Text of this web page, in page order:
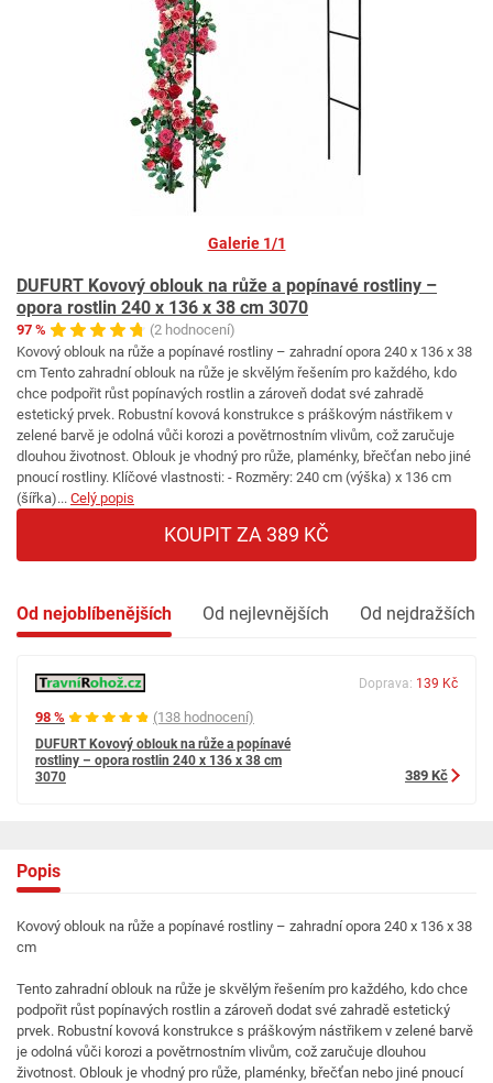
Galerie 1/1
DUFURT Kovový oblouk na růže a popínavé rostliny –
opora rostlin 240 x 136 x 38 cm 3070
97 %
(2 hodnocení)
Kovový oblouk na růže a popínavé rostliny – zahradní opora 240 x 136 x 38
cm Tento zahradní oblouk na růže je skvělým řešením pro každého, kdo
chce podpořit růst popínavých rostlin a zároveň dodat své zahradě
estetický prvek. Robustní kovová konstrukce s práškovým nástřikem v
zelené barvě je odolná vůči korozi a povětrnostním vlivům, což zaručuje
dlouhou životnost. Oblouk je vhodný pro růže, plaménky, břečťan nebo jiné
pnoucí rostliny. Klíčové vlastnosti: - Rozměry: 240 cm (výška) x 136 cm
(šířka)... Celý popis
KOUPIT ZA 389 KČ
Od nejoblíbenějších Od nejlevnějších Od nejdražších
98 % (138 hodnocení)
DUFURT Kovový oblouk na růže a popínavé
rostliny – opora rostlin 240 x 136 x 38 cm
3070
Doprava: 139 Kč
389 Kč
Popis
Kovový oblouk na růže a popínavé rostliny – zahradní opora 240 x 136 x 38
cm
Tento zahradní oblouk na růže je skvělým řešením pro každého, kdo chce
podpořit růst popínavých rostlin a zároveň dodat své zahradě estetický
prvek. Robustní kovová konstrukce s práškovým nástřikem v zelené barvě
je odolná vůči korozi a povětrnostním vlivům, což zaručuje dlouhou
životnost. Oblouk je vhodný pro růže, plaménky, břečťan nebo jiné pnoucí